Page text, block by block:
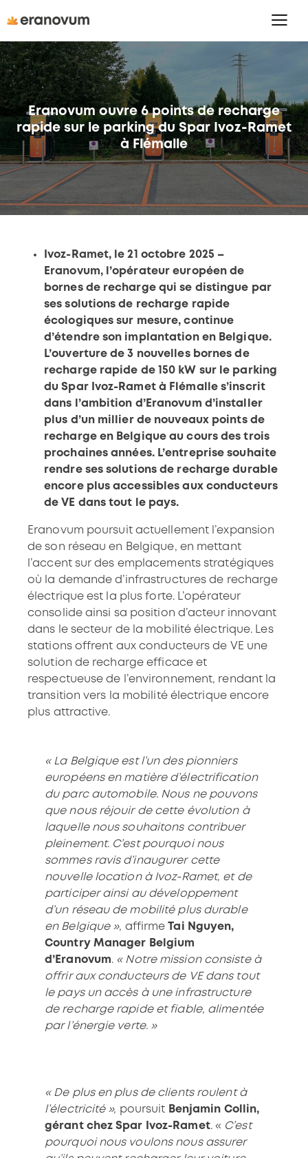
Eranovum ouvre 6 points de recharge
rapide sur le parking du Spar Ivoz-Ramet
à Flémalle
Ivoz-Ramet, le 21 octobre 2025 –
Eranovum, l’opérateur européen de
bornes de recharge qui se distingue par
ses solutions de recharge rapide
écologiques sur mesure, continue
d’étendre son implantation en Belgique.
L’ouverture de 3 nouvelles bornes de
recharge rapide de 150 kW sur le parking
du Spar Ivoz-Ramet à Flémalle s’inscrit
dans l’ambition d’Eranovum d’installer
plus d’un millier de nouveaux points de
recharge en Belgique au cours des trois
prochaines années. L’entreprise souhaite
rendre ses solutions de recharge durable
encore plus accessibles aux conducteurs
de VE dans tout le pays.
Eranovum poursuit actuellement l’expansion
de son réseau en Belgique, en mettant
l’accent sur des emplacements stratégiques
où la demande d’infrastructures de recharge
électrique est la plus forte. L’opérateur
consolide ainsi sa position d’acteur innovant
dans le secteur de la mobilité électrique. Les
stations offrent aux conducteurs de VE une
solution de recharge efficace et
respectueuse de l’environnement, rendant la
transition vers la mobilité électrique encore
plus attractive.
« La Belgique est l’un des pionniers
européens en matière d’électrification
du parc automobile. Nous ne pouvons
que nous réjouir de cette évolution à
laquelle nous souhaitons contribuer
pleinement. C’est pourquoi nous
sommes ravis d’inaugurer cette
nouvelle location à Ivoz-Ramet, et de
participer ainsi au développement
d’un réseau de mobilité plus durable
en Belgique », affirmeTai Nguyen,
Country Manager Belgium
d’Eranovum. « Notre mission consiste à
offrir aux conducteurs de VE dans tout
le pays un accès à une infrastructure
de recharge rapide et fiable, alimentée
par l’énergie verte. »
« De plus en plus de clients roulent à
l’électricité », poursuit Benjamin Collin,
gérant chez Spar Ivoz-Ramet. « C’est
pourquoi nous voulons nous assurer